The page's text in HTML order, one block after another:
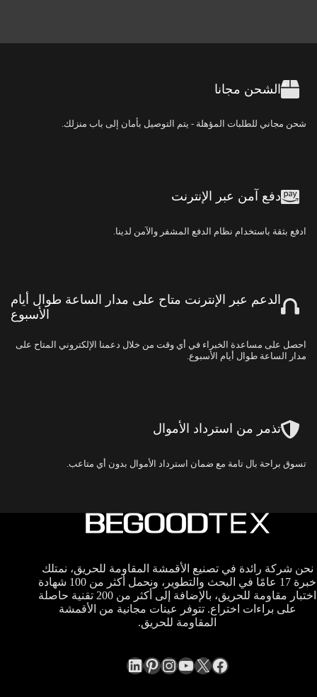
ًالشحن مجانا
شحن مجاني للطلبات المؤهلة - يتم التوصيل بأمان إلى باب منزلك.
دفع آمن عبر الإنترنت
ادفع بثقة باستخدام نظام الدفع المشفر والآمن لدينا.
الدعم عبر الإنترنت متاح على مدار الساعة طوال أيام
الأسبوع
احصل على مساعدة الخبراء في أي وقت من خلال دعمنا الإلكتروني المتاح على
مدار الساعة طوال أيام الأسبوع.
تذمر من استرداد الأموال
تسوق براحة بال تامة مع ضمان استرداد الأموال بدون أي متاعب.
نحن شركة رائدة في تصنيع الأقمشة المقاومة للحريق، نمتلك
خبرة 17 عامًا في البحث والتطوير، ونحمل أكثر من 100 شهادة
اختبار مقاومة للحريق، بالإضافة إلى أكثر من 200 تقنية حاصلة
على براءات اختراع. تتوفر عينات مجانية من الأقمشة
المقاومة للحريق.
Facebook
X
YouTube
Instagram
Pinterest
LinkedIn